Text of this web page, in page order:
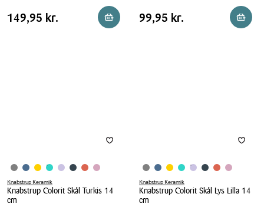
Knabstrup
Keramik
Pris
Pris 149,95 kr.
149,95 kr. Læg i kurv
Knabstrup
Colorit
Pris
Pris 99,95 kr.
99,95 kr. Læg i
Knabstrup Keramik
Knabstrup Colorit Skål Turkis 14
cm
Knabstrup Keramik
Knabstrup Colorit Skål Lys Lilla 14
cm